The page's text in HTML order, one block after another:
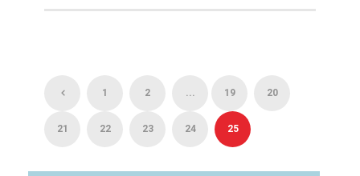
1 2 ... 19 20
21 22 23 24 25